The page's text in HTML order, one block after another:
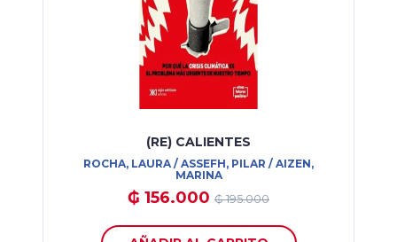
(RE) CALIENTES
ROCHA, LAURA / ASSEFH, PILAR / AIZEN,
MARINA
₲ 156.000 ₲ 195.000